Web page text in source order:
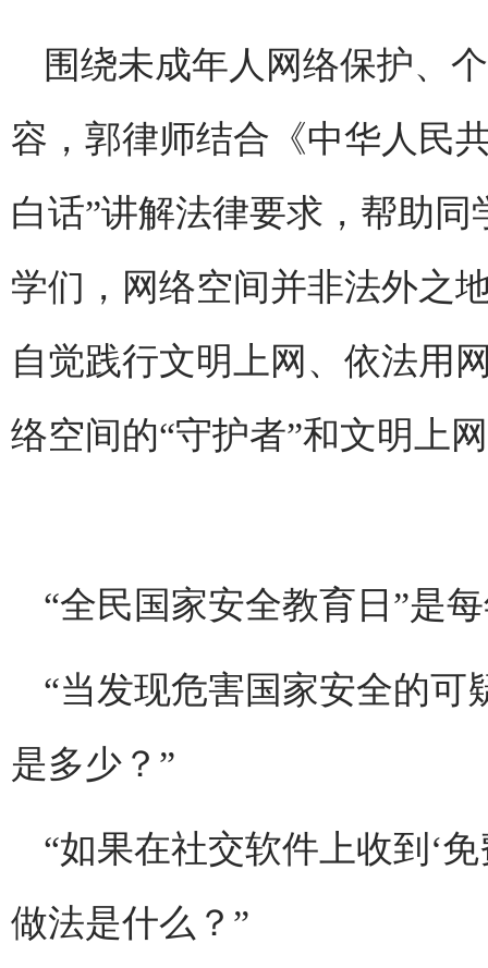
围绕未成年人网络保护、
容，郭律师结合《中华人民
白话”讲解法律要求，帮助
学们，网络空间并非法外之
自觉践行文明上网、依法用
络空间的“守护者”和文明上
“全民国家安全教育日”是
“当发现危害国家安全的可
是多少？”
“如果在社交软件上收到‘
做法是什么？”